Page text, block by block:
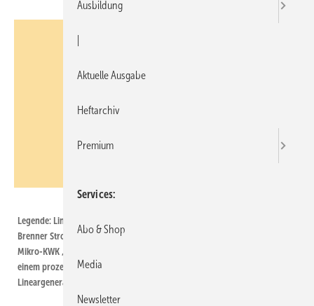
Legende: Lineargenerator Dampfleitung und Zylinder Rohrverdampfer
Brenner Stromabführung Doppelfreikolben Wärmeübertrager SpuleDas
Mikro-KWK „Lion Powerblock“ der Firma Otag (www.otag.de) basiert auf
einem prozessdampforientierten Doppelfreikolben und einem integrierten
Lineargenerator ; Leistungsdaten: elektr. 0,2—2,2 kW, therm. 2,5—16 kW;
Ausbildung
Aktuelle Ausgabe
Heftarchiv
Premium
Services
Abo & Shop
Media
Newsletter